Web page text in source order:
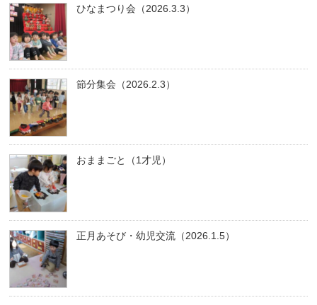
ひなまつり会（2026.3.3）
節分集会（2026.2.3）
おままごと（1才児）
正月あそび・幼児交流（2026.1.5）